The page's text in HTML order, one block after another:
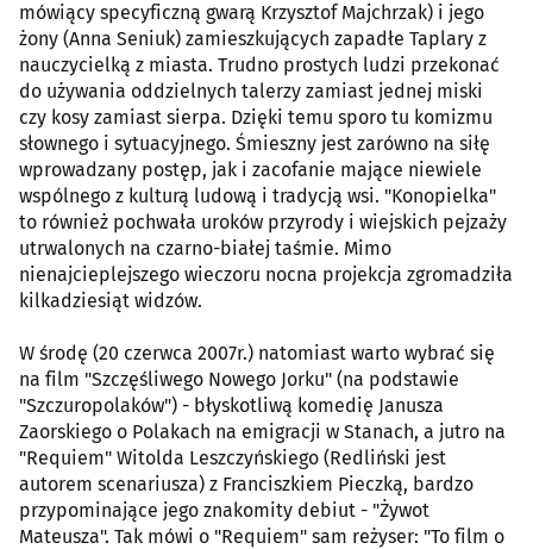
mówiący specyficzną gwarą Krzysztof Majchrzak) i jego
żony (Anna Seniuk) zamieszkujących zapadłe Taplary z
nauczycielką z miasta. Trudno prostych ludzi przekonać
do używania oddzielnych talerzy zamiast jednej miski
czy kosy zamiast sierpa. Dzięki temu sporo tu komizmu
słownego i sytuacyjnego. Śmieszny jest zarówno na siłę
wprowadzany postęp, jak i zacofanie mające niewiele
wspólnego z kulturą ludową i tradycją wsi. "Konopielka"
to również pochwała uroków przyrody i wiejskich pejzaży
utrwalonych na czarno-białej taśmie. Mimo
nienajcieplejszego wieczoru nocna projekcja zgromadziła
kilkadziesiąt widzów.
W środę (20 czerwca 2007r.) natomiast warto wybrać się
na film "Szczęśliwego Nowego Jorku" (na podstawie
"Szczuropolaków") - błyskotliwą komedię Janusza
Zaorskiego o Polakach na emigracji w Stanach, a jutro na
"Requiem" Witolda Leszczyńskiego (Redliński jest
autorem scenariusza) z Franciszkiem Pieczką, bardzo
przypominające jego znakomity debiut - "Żywot
Mateusza". Tak mówi o "Requiem" sam reżyser: "To film o